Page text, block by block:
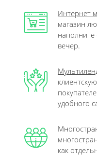
Интернет
магазин
наполните
вечер.
удобного
как